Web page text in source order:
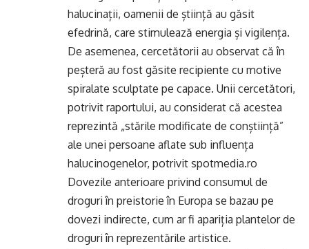
halucinații, oamenii de știință au găsit
efedrină, care stimulează energia și vigilența.
De asemenea, cercetătorii au observat că în
peșteră au fost găsite recipiente cu motive
spiralate sculptate pe capace. Unii cercetători,
potrivit raportului, au considerat că acestea
reprezintă „stările modificate de conștiință”
ale unei persoane aflate sub influența
halucinogenelor, potrivit spotmedia.ro
Dovezile anterioare privind consumul de
droguri în preistorie în Europa se bazau pe
dovezi indirecte, cum ar fi apariția plantelor de
droguri în reprezentările artistice.